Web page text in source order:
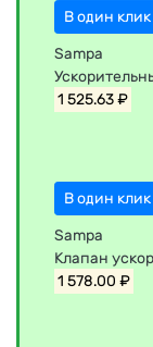
В один клик
Sampa
1 525.63 ₽
В один клик
Sampa
Клапан
1 578.00 ₽